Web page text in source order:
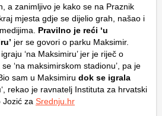
a zanimljivo je kako se na Praznik
mjesta gdje se dijelio grah, našao i
Pravilno je reći ‘u
jer se govori o parku Maksimir.
‘na Maksimiru’ jer je riječ o
‘na maksimirskom stadionu’, pa je
sam u Maksimiru dok se igrala
‘, rekao je ravnatelj Instituta za hrvatski
Jozić za Srednju.hr